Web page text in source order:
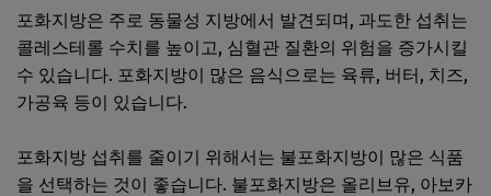
포화지방은 주로 동물성 지방에서 발견되며, 과도한 섭취는
콜레스테롤 수치를 높이고, 심혈관 질환의 위험을 증가시킬
수 있습니다. 포화지방이 많은 음식으로는 육류, 버터, 치즈,
가공육 등이 있습니다.
포화지방 섭취를 줄이기 위해서는 불포화지방이 많은 식품
을 선택하는 것이 좋습니다. 불포화지방은 올리브유, 아보카